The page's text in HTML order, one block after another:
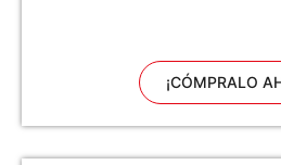
¡CÓMPRALO